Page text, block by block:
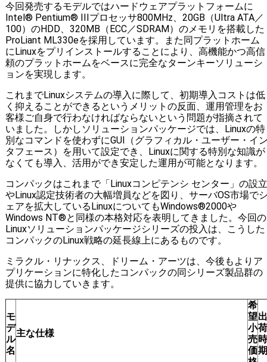
今回発売するモデルではハードウェアプラットフォームに
Intel® Pentium® IIIプロセッサ800MHz、20GB（Ultra ATA／
100）のHDD、320MB（ECC／SDRAM）のメモリを搭載した
ProLiant ML330eを採用しています。また同プラットホーム
にLinuxをプリインストールすることにより、高機能かつ高信
頼のプラットホームをベースに完全なターンキーソリューシ
ョンを実現します。
これまでLinuxシステムの導入に際して、初期導入コストは低
く抑えることができるというメリットの反面、運用管理をお
客様ご自身で行わなければならないという問題が指摘されて
いました。しかしソリューションパッケージでは、Linuxの特
別なコマンドを使わずにGUI（グラフィカル・ユーザー・イ
タフェース）を用いて設定でき、Linuxに関する特別な知識が
なくても導入、活用ができ安定した運用が可能となります。
コンパックはこれまで「Linuxコンピテンシ センター」の設立
やLinux認定技術者の大幅増員などを図り、サーバOS市場で
ェアを拡大しているLinuxについてもWindows®2000や
Windows NT®と同様の本格対応を表明してきました。今回の
Linuxソリューションパッケージシリーズの投入は、こうした
コンパックのLinux戦略の延長線上にあるものです。
ミラクル・リナックス、ドリーム・アーツは、今後もよりア
プリケーションに特化したコンパックの同シリーズ製品群の
提供に協力していきます。
モ
デ
ル
名
主な仕様
希
望
小
売
価
出
荷
時
期